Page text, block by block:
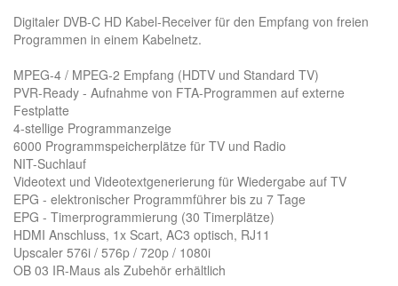
Digitaler DVB-C HD Kabel-Receiver für den Empfang von freien
Programmen in einem Kabelnetz.
MPEG-4 / MPEG-2 Empfang (HDTV und Standard TV)
PVR-Ready - Aufnahme von FTA-Programmen auf externe
Festplatte
4-stellige Programmanzeige
6000 Programmspeicherplätze für TV und Radio
NIT-Suchlauf
Videotext und Videotextgenerierung für Wiedergabe auf TV
EPG - elektronischer Programmführer bis zu 7 Tage
EPG - Timerprogrammierung (30 Timerplätze)
HDMI Anschluss, 1x Scart, AC3 optisch, RJ11
Upscaler 576i / 576p / 720p / 1080i
OB 03 IR-Maus als Zubehör erhältlich